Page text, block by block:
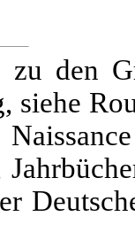
den
siehe